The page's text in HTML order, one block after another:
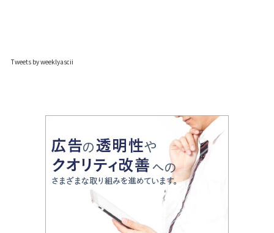
Tweets by weeklyascii